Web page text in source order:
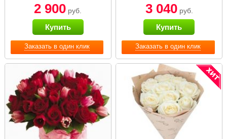
Заказать в один клик
2 900 руб.
Купить
Заказать в один клик
3 040руб.
Купить